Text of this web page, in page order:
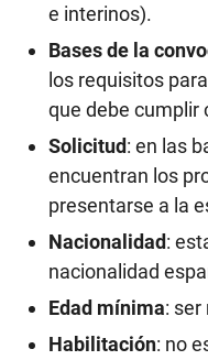
e interinos).
Bases de la
los requisitos
que debe cumplir
Solicitud: en las
encuentran los
presentarse a la
Nacionalidad:
nacionalidad
Edad mínima: ser
Habilitación: no